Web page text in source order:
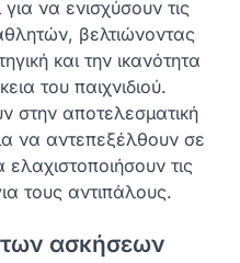
να ενισχύσουν τις
βελτιώνοντας
και την ικανότητα
του παιχνιδιού.
στην αποτελεσματική
να αντεπεξέλθουν σε
ελαχιστοποιήσουν τις
τους αντιπάλους.
των ασκήσεων